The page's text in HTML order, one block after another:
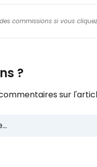
commissions si vous
?
sur